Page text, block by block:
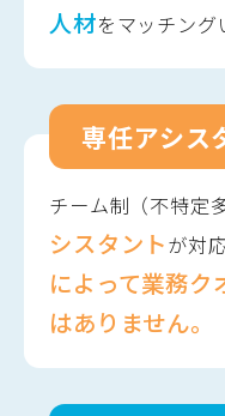
人材をマッチング
専任アシス
チーム制（不特定
シスタントが対
によって業務ク
はありません。